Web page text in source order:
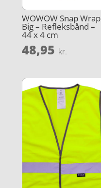
WOWOW Snap Wrap
Big – Refleksbånd –
44 x 4 cm
48,95 kr.